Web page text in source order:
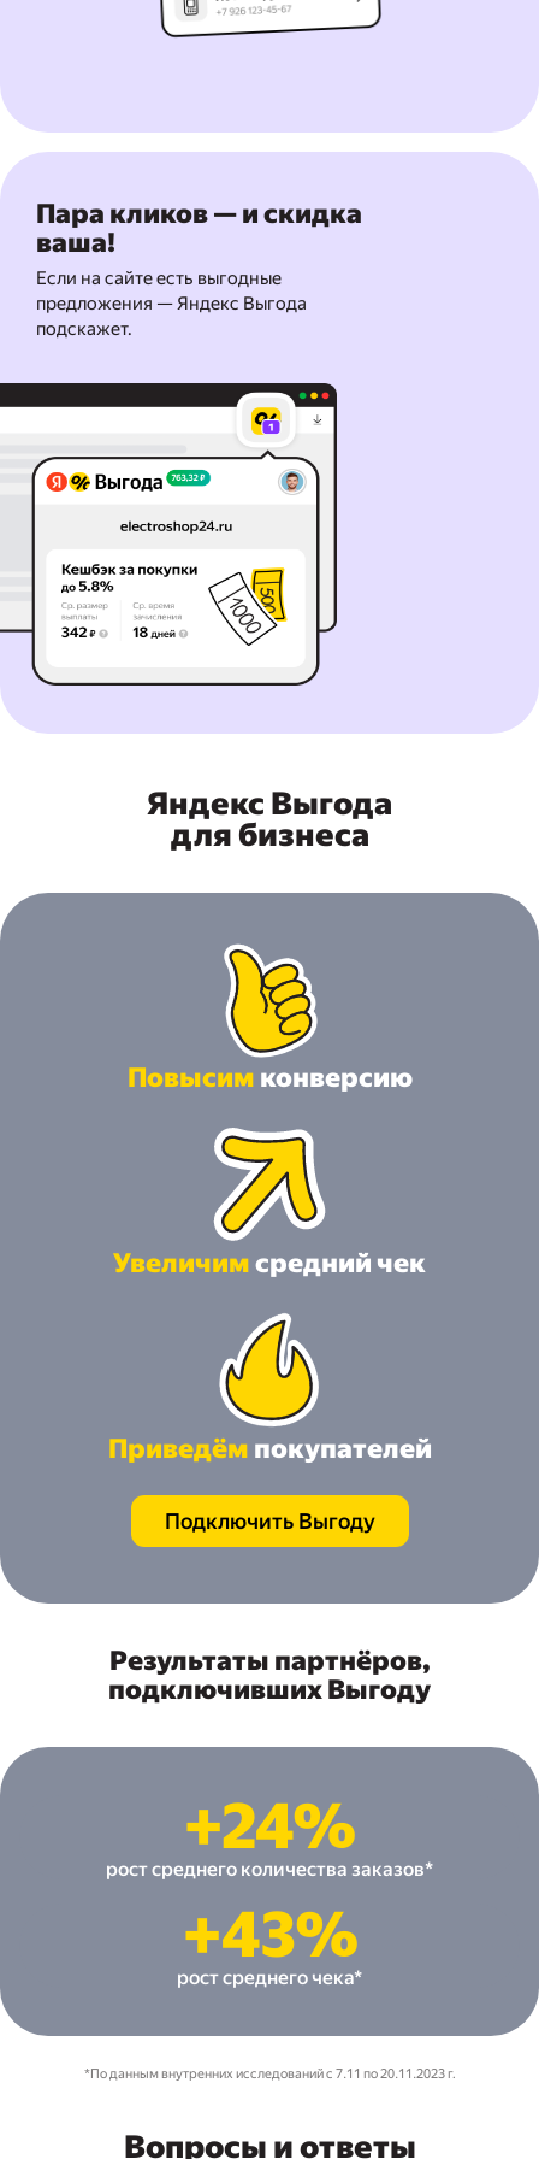
Пара кликов — и скидка
ваша!
Если на сайте есть выгодные
предложения — Яндекс Выгода
подскажет.
Яндекс Выгода
для бизнеса
Повысим конверсию
Увеличим средний чек
Приведём покупателей
Подключить Выгоду
Результаты партнёров,
подключивших Выгоду
+24%
рост среднего количества заказов*
+43%
рост среднего чека*
*По данным внутренних исследований с 7.11 по 20.11.2023 г.
Вопросы и ответы